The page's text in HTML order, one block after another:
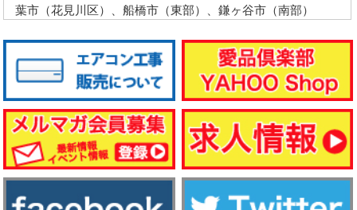
葉市（花見川区）、船橋市（東部）、鎌ヶ谷市（南部）